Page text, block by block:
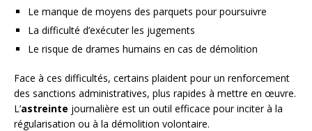
Le manque de moyens des parquets pour poursuivre
La difficulté d’exécuter les jugements
Le risque de drames humains en cas de démolition
Face à ces difficultés, certains plaident pour un renforcement
des sanctions administratives, plus rapides à mettre en œuvre.
L’astreinte journalière est un outil efficace pour inciter à la
régularisation ou à la démolition volontaire.